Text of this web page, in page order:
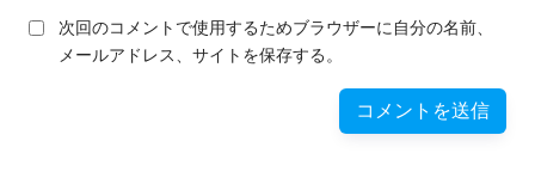
次回のコメントで使用するためブラウザーに自分の名前、
メールアドレス、サイトを保存する。